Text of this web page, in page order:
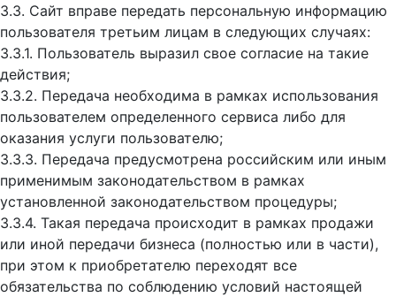
3.3. Сайт вправе передать персональную информацию
пользователя третьим лицам в следующих случаях:
3.3.1. Пользователь выразил свое согласие на такие
действия;
3.3.2. Передача необходима в рамках использования
пользователем определенного сервиса либо для
оказания услуги пользователю;
3.3.3. Передача предусмотрена российским или иным
применимым законодательством в рамках
установленной законодательством процедуры;
3.3.4. Такая передача происходит в рамках продажи
или иной передачи бизнеса (полностью или в части),
при этом к приобретателю переходят все
обязательства по соблюдению условий настоящей